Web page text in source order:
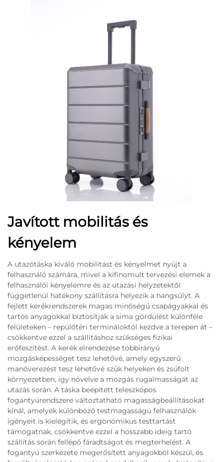
Javított mobilitás és
kényelem
A utazótáska kiváló mobilitást és kényelmet nyújt a
felhasználó számára, mivel a kifinomult tervezési elemek a
felhasználói kényelemre és az utazási helyzetektől
függetlenül hatékony szállításra helyezik a hangsúlyt. A
fejlett kerékrendszerek magas minőségű csapágyakkal és
tartós anyagokkal biztosítják a sima gördülést különféle
felületeken – repülőtéri termináloktól kezdve a terepen át –
csökkentve ezzel a szállításhoz szükséges fizikai
erőfeszítést. A kerék elrendezése többirányú
mozgásképességet tesz lehetővé, amely egyszerű
manőverezést tesz lehetővé szűk helyeken és zsúfolt
környezetben, így növelve a mozgás rugalmasságát az
utazás során. A táska beépített teleszkópos
fogantyúrendszere változtatható magasságbeállításokat
kínál, amelyek különböző testmagasságú felhasználók
igényeit is kielégítik, és ergonómikus testtartást
támogatnak, csökkentve ezzel a hosszabb ideig tartó
szállítás során fellépő fáradtságot és megterhelést. A
fogantyú szerkezete megerősített anyagokból készül, és